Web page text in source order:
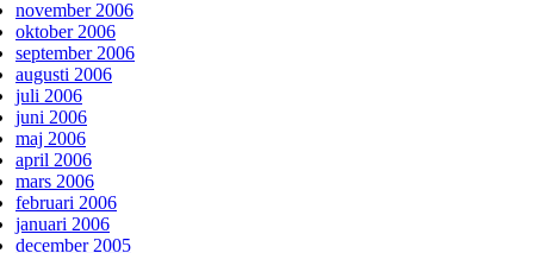
november 2006
oktober 2006
september 2006
augusti 2006
juli 2006
juni 2006
maj 2006
april 2006
mars 2006
februari 2006
januari 2006
december 2005